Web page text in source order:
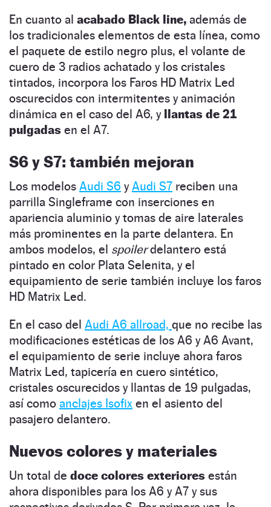
En cuanto al acabado Black line, además de
los tradicionales elementos de esta línea, como
el paquete de estilo negro plus, el volante de
cuero de 3 radios achatado y los cristales
tintados, incorpora los Faros HD Matrix Led
oscurecidos con intermitentes y animación
dinámica en el caso del A6, y llantas de 21
pulgadas en el A7.
S6 y S7: también mejoran
Los modelos Audi S6 yAudi S7 reciben una
parrilla Singleframe con inserciones en
apariencia aluminio y tomas de aire laterales
más prominentes en la parte delantera. En
ambos modelos, el spoilerdelantero está
pintado en color Plata Selenita, y el
equipamiento de serie también incluye los faros
HD Matrix Led.
En el caso del Audi A6 allroad, que no recibe las
modificaciones estéticas de los A6 y A6 Avant,
el equipamiento de serie incluye ahora faros
Matrix Led, tapicería en cuero sintético,
cristales oscurecidos y llantas de 19 pulgadas,
así como anclajes Isofix en el asiento del
pasajero delantero.
Nuevos colores y materiales
Un total de doce colores exteriores están
ahora disponibles para los A6 y A7 y sus